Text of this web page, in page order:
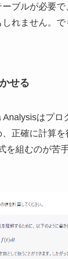
ーブルが必要
しれません。
せる
Analysisはプロ
正確に計算を
を組むのが苦